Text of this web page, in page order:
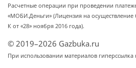
Расчетные операции при проведении
«МОБИ.Деньги» (Лицензия на
К от «28» ноября 2016 года).
© 2019–2026 Gazbuka.ru
При использовании материалов гиперссылка